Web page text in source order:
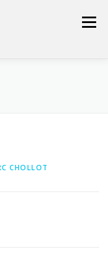
Menu
RÉSERVÉ
CHOLLOT